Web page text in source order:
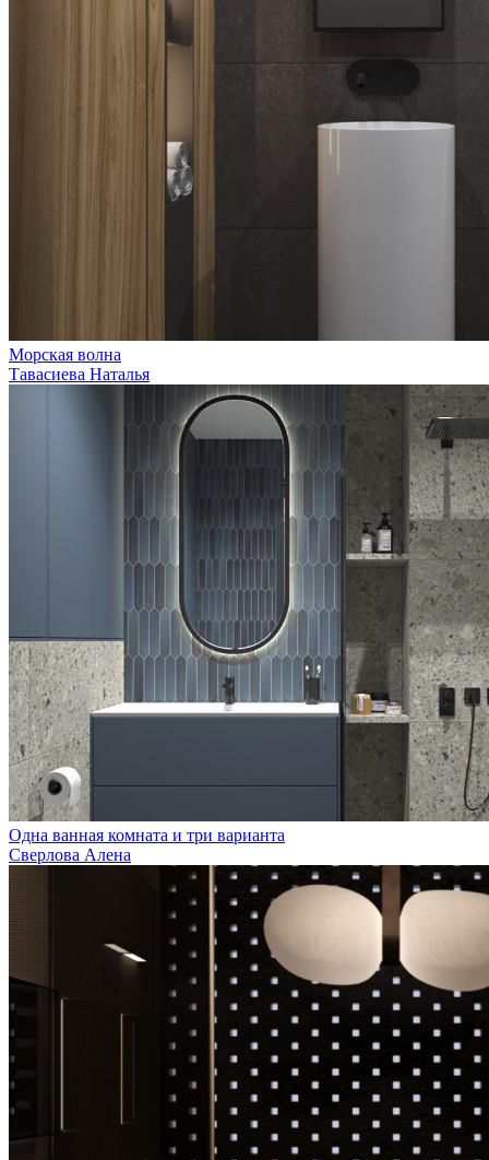
Морская волна
Тавасиева Наталья
Одна ванная комната и три варианта
Сверлова Алена